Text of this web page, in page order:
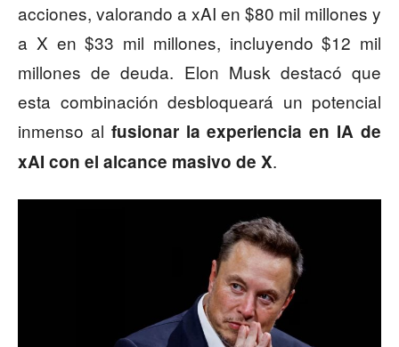
acciones, valorando a xAI en $80 mil millones y
a X en $33 mil millones, incluyendo $12 mil
millones de deuda. Elon Musk destacó que
esta combinación desbloqueará un potencial
inmenso al fusionar la experiencia en IA de
xAI con el alcance masivo de X.